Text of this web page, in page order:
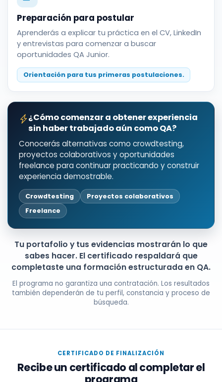
Preparación para postular
Aprenderás a explicar tu práctica en el CV, LinkedIn
y entrevistas para comenzar a buscar
oportunidades QA Junior.
Orientación para tus primeras postulaciones.
¿Cómo comenzar a obtener experiencia
sin haber trabajado aún como QA?
Conocerás alternativas como crowdtesting,
proyectos colaborativos y oportunidades
freelance para continuar practicando y construir
experiencia demostrable.
Crowdtesting
Proyectos colaborativos
Freelance
Tu portafolio y tus evidencias mostrarán lo que
sabes hacer. El certificado respaldará que
completaste una formación estructurada en QA.
El programa no garantiza una contratación. Los resultados
también dependerán de tu perfil, constancia y proceso de
búsqueda.
CERTIFICADO DE FINALIZACIÓN
Recibe un certificado al completar el